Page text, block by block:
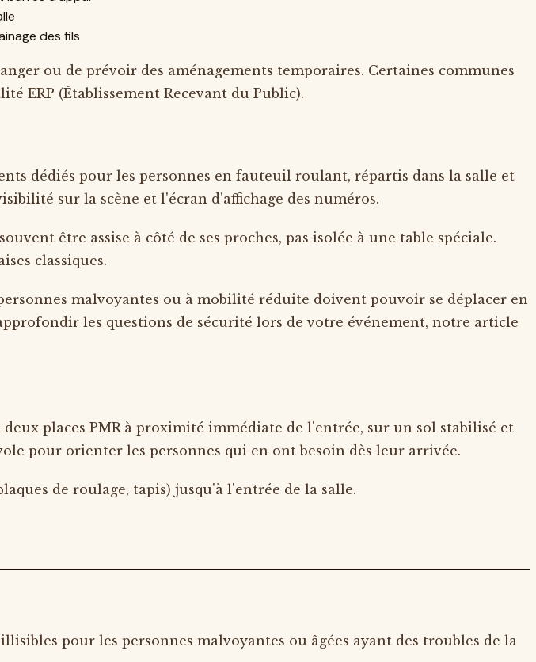
des fils
ou de prévoir des aménagements temporaires. Certaines communes
ERP (Établissement Recevant du Public).
dédiés pour les personnes en fauteuil roulant, répartis dans la salle et
sur la scène et l'écran d'affichage des numéros.
être assise à côté de ses proches, pas isolée à une table spéciale.
classiques.
malvoyantes ou à mobilité réduite doivent pouvoir se déplacer en
les questions de sécurité lors de votre événement, notre article
places PMR à proximité immédiate de l'entrée, sur un sol stabilisé et
pour orienter les personnes qui en ont besoin dès leur arrivée.
de roulage, tapis) jusqu'à l'entrée de la salle.
pour les personnes malvoyantes ou âgées ayant des troubles de la